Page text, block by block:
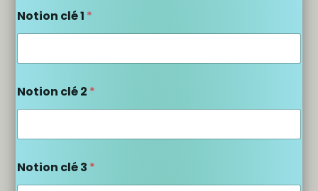
Notion clé 1 *
Notion clé 2 *
Notion clé 3 *